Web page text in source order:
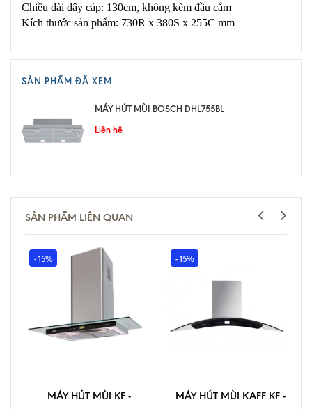
Chiều dài dây cáp: 130cm, không kèm đầu cắm
Kích thước sản phẩm: 730R x 380S x 255C mm
SẢN PHẨM ĐÃ XEM
MÁY HÚT MÙI BOSCH DHL755BL
Liên hệ
SẢN PHẨM LIÊN QUAN
- 15%
MÁY HÚT MÙI KF -
- 15%
MÁY HÚT MÙI KAFF KF -